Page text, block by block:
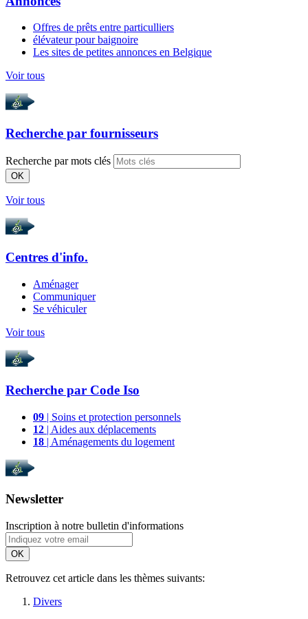
Offres de prêts entre particulliers
élévateur pour baignoire
Les sites de petites annonces en Belgique
Voir tous
Recherche par fournisseurs
Recherche par mots clés
OK
Voir tous
Centres d'info.
Aménager
Communiquer
Se véhiculer
Voir tous
Recherche par Code Iso
09 | Soins et protection personnels
12 | Aides aux déplacements
18 | Aménagements du logement
Newsletter
Inscription à notre bulletin d'informations
OK
Retrouvez cet article dans les thèmes suivants:
Divers